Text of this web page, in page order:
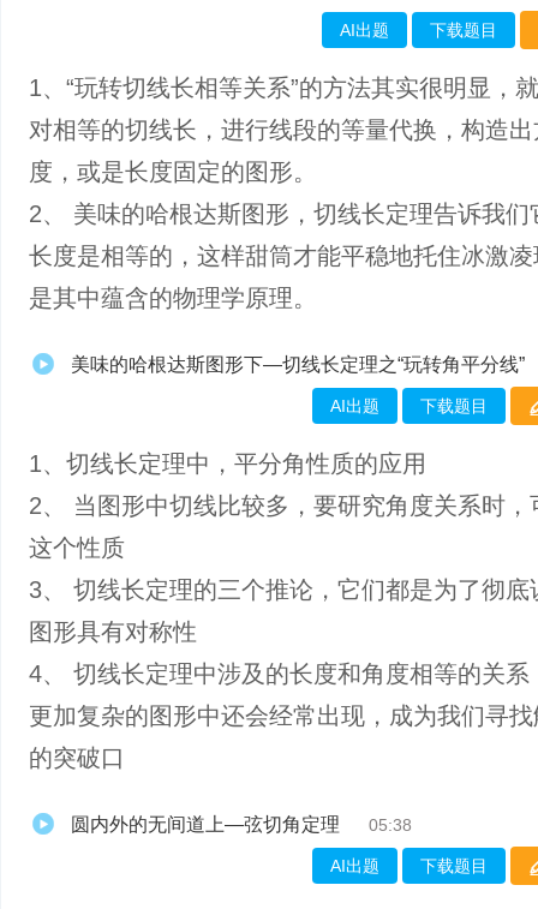
AI出题 下载题目
1、“玩转切线长相等关系”的方法其实很明显，
对相等的切线长，进行线段的等量代换，构造
度，或是长度固定的图形。
2、 美味的哈根达斯图形，切线长定理告诉我们
长度是相等的，这样甜筒才能平稳地托住冰激
是其中蕴含的物理学原理。
美味的哈根达斯图形下—切线长定理之“玩转角平分线”
AI出题 下载题目
1、切线长定理中，平分角性质的应用
2、 当图形中切线比较多，要研究角度关系时，
这个性质
3、 切线长定理的三个推论，它们都是为了彻底
图形具有对称性
4、 切线长定理中涉及的长度和角度相等的关系
更加复杂的图形中还会经常出现，成为我们寻
的突破口
圆内外的无间道上—弦切角定理 05:38
AI出题 下载题目